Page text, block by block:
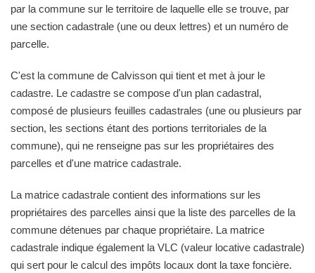
par la commune sur le territoire de laquelle elle se trouve, par
une section cadastrale (une ou deux lettres) et un numéro de
parcelle.
C'est la commune de Calvisson qui tient et met à jour le
cadastre. Le cadastre se compose d'un plan cadastral,
composé de plusieurs feuilles cadastrales (une ou plusieurs par
section, les sections étant des portions territoriales de la
commune), qui ne renseigne pas sur les propriétaires des
parcelles et d'une matrice cadastrale.
La matrice cadastrale contient des informations sur les
propriétaires des parcelles ainsi que la liste des parcelles de la
commune détenues par chaque propriétaire. La matrice
cadastrale indique également la VLC (valeur locative cadastrale)
qui sert pour le calcul des impôts locaux dont la taxe foncière.